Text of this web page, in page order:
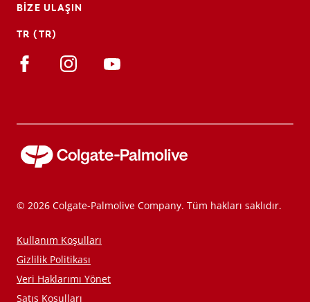
BIZE ULAŞIN
TR (TR)
© 2026 Colgate-Palmolive Company. Tüm hakları saklıdır.
Kullanım Koşulları
Gizlilik Politikası
Veri Haklarımı Yönet
Satış Koşulları